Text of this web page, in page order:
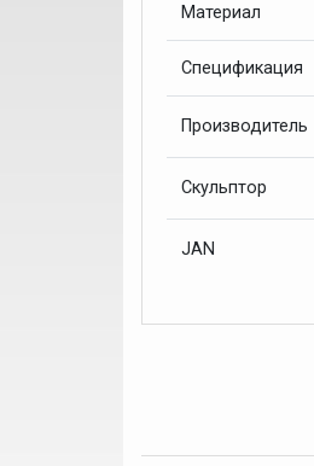
Материал
Спецификация
Производитель
Скульптор
JAN